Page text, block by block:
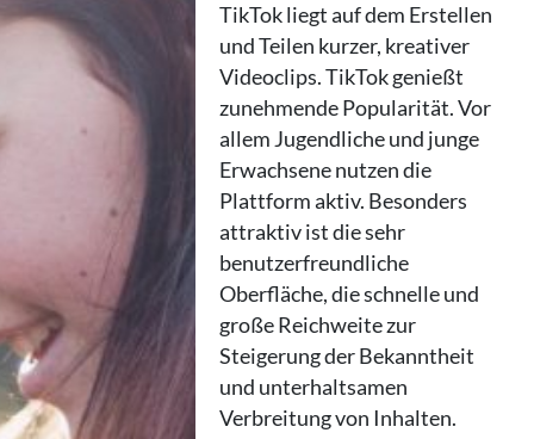
TikTok liegt auf dem Erstellen
und Teilen kurzer, kreativer
Videoclips. TikTok genießt
zunehmende Popularität. Vor
allem Jugendliche und junge
Erwachsene nutzen die
Plattform aktiv. Besonders
attraktiv ist die sehr
benutzerfreundliche
Oberfläche, die schnelle und
große Reichweite zur
Steigerung der Bekanntheit
und unterhaltsamen
Verbreitung von Inhalten.